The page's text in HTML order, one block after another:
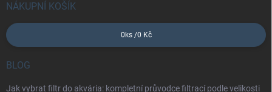
NÁKUPNÍ KOŠÍK
0ks /0 Kč
BLOG
Jak vybrat filtr do akvária: kompletní průvodce filtrací podle velikosti